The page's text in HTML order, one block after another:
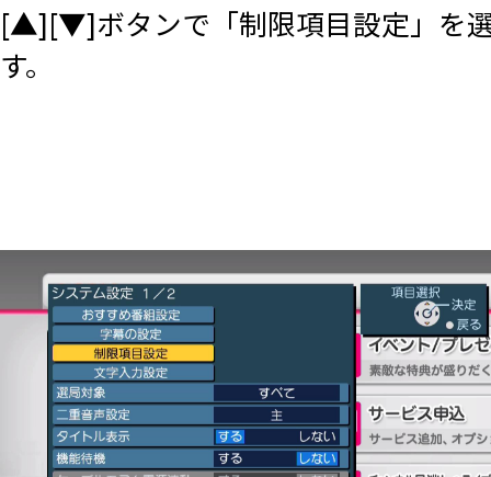
[▲][▼]ボタンで「制限項目設定」を
す。